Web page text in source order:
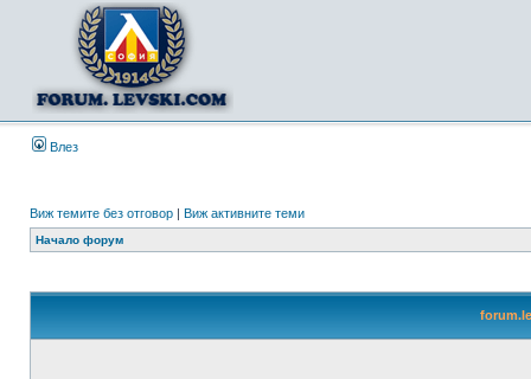
Влез
Виж темите без отговор | Виж активните теми
Начало форум